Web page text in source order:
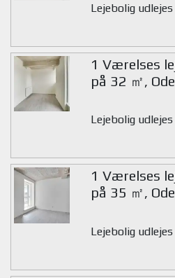
Lejebolig
1 Værelses
på 32 ㎡,
Lejebolig
1 Værelses
på 35 ㎡,
Lejebolig